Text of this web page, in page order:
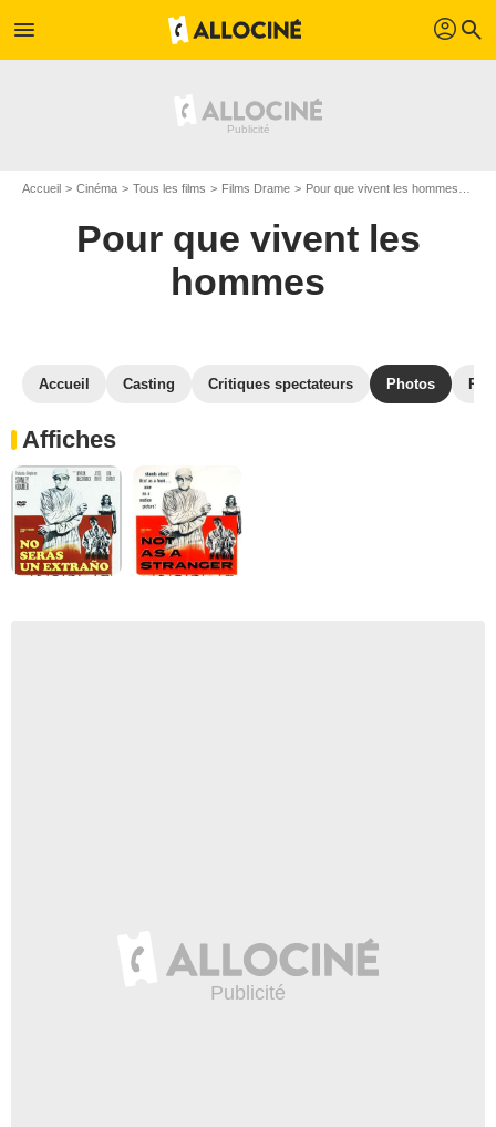
menu profil search
Accueil Cinéma Tous les films Films Drame Pour que vivent les hommes
Pour que vivent les
hommes
Accueil Casting Critiques spectateurs Photos
Affiches